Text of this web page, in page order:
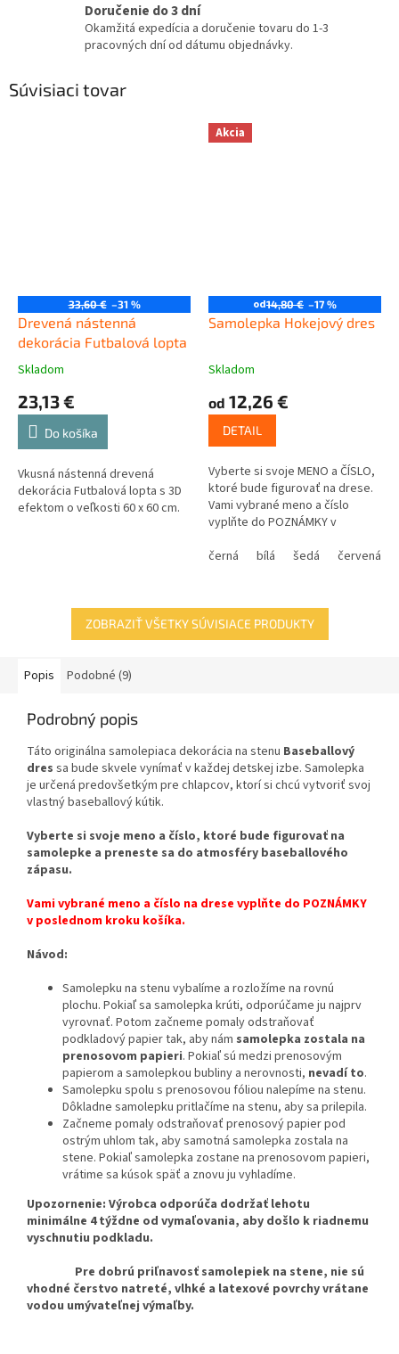
Doručenie do 3 dní
Okamžitá expedícia a doručenie tovaru do 1-3
pracovných dní od dátumu objednávky.
Súvisiaci tovar
33,60 € –31 %
Drevená nástenná
dekorácia Futbalová lopta
Skladom
23,13 €
Do košíka
Vkusná nástenná drevená
dekorácia Futbalová lopta s 3D
efektom o veľkosti 60 x 60 cm.
Akcia
od14,80 € –17 %
Samolepka Hokejový dres
Skladom
od 12,26 €
DETAIL
Vyberte si svoje MENO a ČÍSLO,
ktoré bude figurovať na drese.
Vami vybrané meno a číslo
vyplňte do POZNÁMKY v
černá
bílá šedá červená
ZOBRAZIŤ VŠETKY SÚVISIACE PRODUKTY
Popis Podobné (9)
Podrobný popis
Táto originálna samolepiaca dekorácia na stenu Baseballový
dres sa bude skvele vynímať v každej detskej izbe. Samolepka
je určená predovšetkým pre chlapcov, ktorí si chcú vytvoriť svoj
vlastný baseballový kútik.
Vyberte si svoje meno a číslo, ktoré bude figurovať na
samolepke a preneste sa do atmosféry baseballového
zápasu.
Vami vybrané meno a číslo na drese vyplňte do POZNÁMKY
v poslednom kroku košíka.
Návod:
Samolepku na stenu vybalíme a rozložíme na rovnú
plochu. Pokiaľ sa samolepka krúti, odporúčame ju najprv
vyrovnať. Potom začneme pomaly odstraňovať
podkladový papier tak, aby nám samolepka zostala na
prenosovom papieri. Pokiaľ sú medzi prenosovým
papierom a samolepkou bubliny a nerovnosti, nevadí to.
Samolepku spolu s prenosovou fóliou nalepíme na stenu.
Dôkladne samolepku pritlačíme na stenu, aby sa prilepila.
Začneme pomaly odstraňovať prenosový papier pod
ostrým uhlom tak, aby samotná samolepka zostala na
stene. Pokiaľ samolepka zostane na prenosovom papieri,
vrátime sa kúsok späť a znovu ju vyhladíme.
Upozornenie: Výrobca odporúča dodržať lehotu
minimálne 4 týždne od vymaľovania, aby došlo k riadnemu
vyschnutiu podkladu.
Pre dobrú priľnavosť samolepiek na stene, nie sú
vhodné čerstvo natreté, vlhké a latexové povrchy vrátane
vodou umývateľnej výmaľby.